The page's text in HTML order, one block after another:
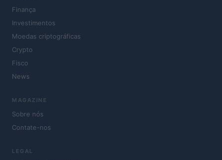
Finança
Investimentos
Moedas criptográficas
Crypto
Fisco
News
MAGAZINE
Sobre nós
Contate-nos
LEGAL